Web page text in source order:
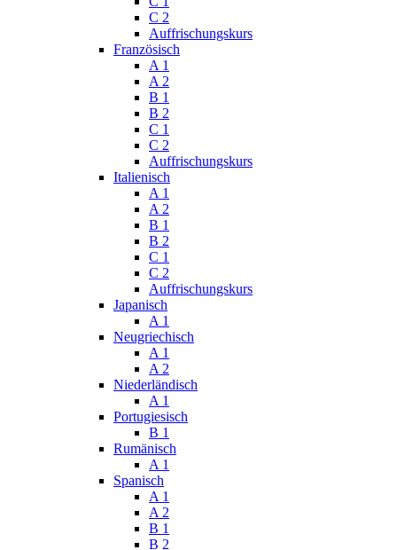
C 2
Auffrischungskurs
Französisch
A 1
A 2
B 1
B 2
C 1
C 2
Auffrischungskurs
Italienisch
A 1
A 2
B 1
B 2
C 1
C 2
Auffrischungskurs
Japanisch
A 1
Neugriechisch
A 1
A 2
Niederländisch
A 1
Portugiesisch
B 1
Rumänisch
A 1
Spanisch
A 1
A 2
B 1
B 2